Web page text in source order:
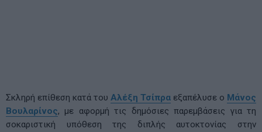
Σκληρή επίθεση κατά του Αλέξη Τσίπρα εξαπέλυσε ο Μάνος
Βουλαρίνος, με αφορμή τις δημόσιες παρεμβάσεις για τη
σοκαριστική υπόθεση της διπλής αυτοκτονίας στην